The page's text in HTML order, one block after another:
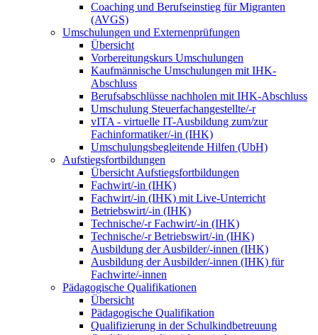
Coaching und Berufseinstieg für Migranten
(AVGS)
Umschulungen und Externenprüfungen
Übersicht
Vorbereitungskurs Umschulungen
Kaufmännische Umschulungen mit IHK-
Abschluss
Berufsabschlüsse nachholen mit IHK-Abschluss
Umschulung Steuerfachangestellte/-r
vITA - virtuelle IT-Ausbildung zum/zur
Fachinformatiker/-in (IHK)
Umschulungsbegleitende Hilfen (UbH)
Aufstiegsfortbildungen
Übersicht Aufstiegsfortbildungen
Fachwirt/-in (IHK)
Fachwirt/-in (IHK) mit Live-Unterricht
Betriebswirt/-in (IHK)
Technische/-r Fachwirt/-in (IHK)
Technische/-r Betriebswirt/-in (IHK)
Ausbildung der Ausbilder/-innen (IHK)
Ausbildung der Ausbilder/-innen (IHK) für
Fachwirte/-innen
Pädagogische Qualifikationen
Übersicht
Pädagogische Qualifikation
Qualifizierung in der Schulkindbetreuung